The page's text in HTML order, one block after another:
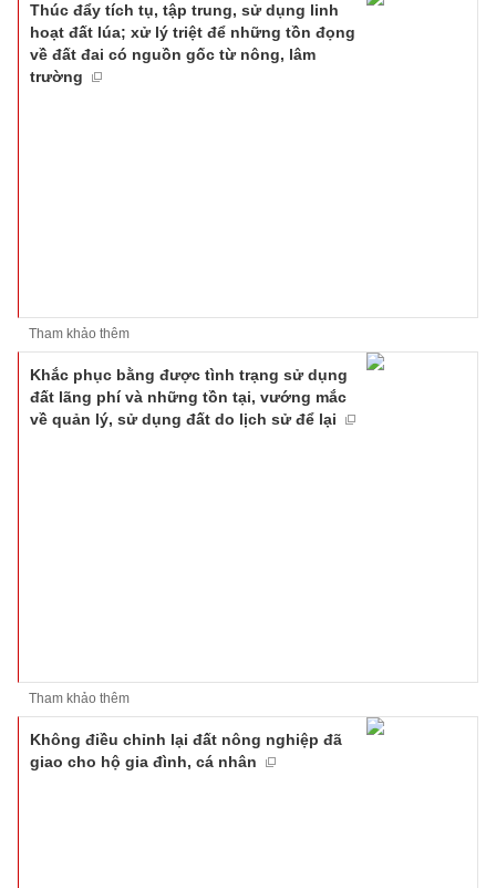
Thúc đẩy tích tụ, tập trung, sử dụng linh
hoạt đất lúa; xử lý triệt để những tồn đọng
về đất đai có nguồn gốc từ nông, lâm
trường
Tham khảo thêm
Khắc phục bằng được tình trạng sử dụng
đất lãng phí và những tồn tại, vướng mắc
về quản lý, sử dụng đất do lịch sử để lại
Tham khảo thêm
Không điều chỉnh lại đất nông nghiệp đã
giao cho hộ gia đình, cá nhân